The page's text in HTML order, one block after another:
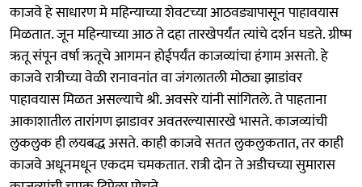
काजवे हे साधारण मे महिन्याच्या शेवटच्या आठवड्यापासून पाहावयास
मिळतात. जून महिन्याच्या आठ ते दहा तारखेपर्यंत त्यांचे दर्शन घडते. ग्रीष्म
ऋतू संपून वर्षा ऋतूचे आगमन होईपर्यंत काजव्यांचा हंगाम असतो. हे
काजवे रात्रीच्या वेळी रानावनांत वा जंगलातली मोठ्या झाडांवर
पाहावयास मिळत असल्याचे श्री. अवसरे यांनी सांगितले. ते पाहताना
आकाशातील तारांगण झाडावर अवतरल्यासारखे भासते. काजव्यांची
लुकलुक ही लयबद्ध असते. काही काजवे सतत लुकलुकतात, तर काही
काजवे अधूनमधून एकदम चमकतात. रात्री दोन ते अडीचच्या सुमारास